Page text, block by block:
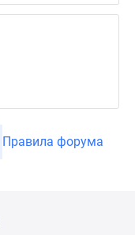
Правила форума